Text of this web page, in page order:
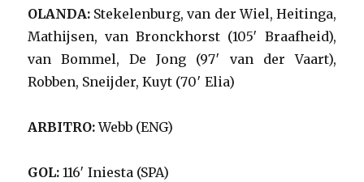
OLANDA: Stekelenburg, van der Wiel, Heitinga,
Mathijsen, van Bronckhorst (105′ Braafheid),
van Bommel, De Jong (97′ van der Vaart),
Robben, Sneijder, Kuyt (70′ Elia)
ARBITRO:Webb (ENG)
GOL:116′ Iniesta (SPA)